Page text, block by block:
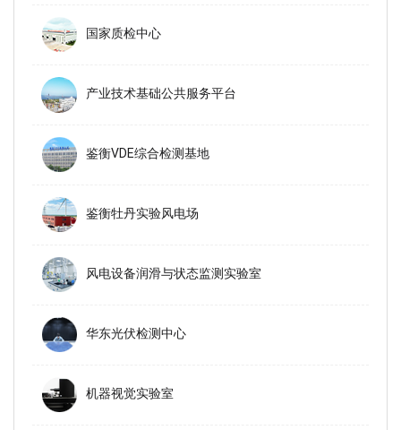
国家质检中心
产业技术基础公共服务平台
鉴衡VDE综合检测基地
鉴衡牡丹实验风电场
风电设备润滑与状态监测实验室
华东光伏检测中心
机器视觉实验室